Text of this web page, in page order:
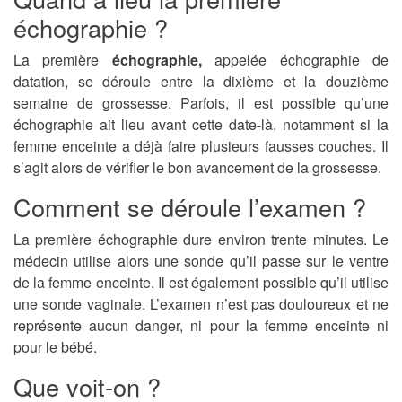
échographie ?
La première échographie,appelée échographie de
datation, se déroule entre la dixième et la douzième
semaine de grossesse. Parfois, il est possible qu’une
échographie ait lieu avant cette date-là, notamment si la
femme enceinte a déjà faire plusieurs fausses couches. Il
s’agit alors de vérifier le bon avancement de la grossesse.
Comment se déroule l’examen ?
La première échographie dure environ trente minutes. Le
médecin utilise alors une sonde qu’il passe sur le ventre
de la femme enceinte. Il est également possible qu’il utilise
une sonde vaginale. L’examen n’est pas douloureux et ne
représente aucun danger, ni pour la femme enceinte ni
pour le bébé.
Que voit-on ?